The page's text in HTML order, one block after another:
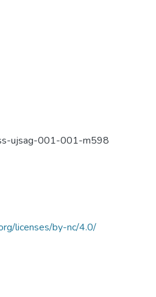
ujsag-001-001-m598
licenses/by-nc/4.0/